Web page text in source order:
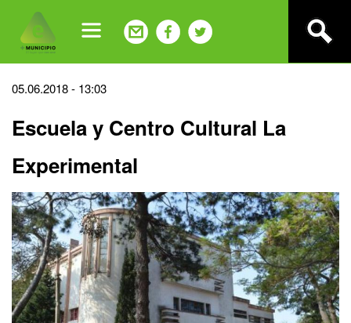
navigation
Back
top
05.06.2018 - 13:03
Escuela y Centro Cultural La
Experimental